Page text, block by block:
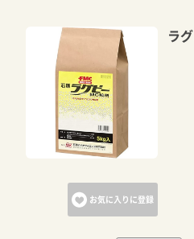
お気に入りに登録
ラ